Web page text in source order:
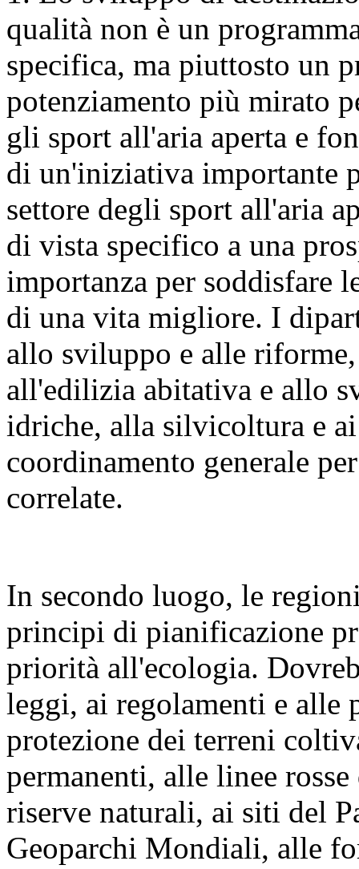
qualità non è un
specifica, ma piuttosto un
potenziamento più mirato
gli sport all'aria aperta e
di un'iniziativa importante
settore degli sport all'aria
di vista specifico a una
importanza per soddisfare
di una vita migliore. I
allo sviluppo e alle
all'edilizia abitativa e allo
idriche, alla silvicoltura e
coordinamento generale
correlate.
In secondo luogo, le
principi di pianificazione
priorità all'ecologia.
leggi, ai regolamenti e
protezione dei terreni
permanenti, alle linee
riserve naturali, ai siti del
Geoparchi Mondiali, alle